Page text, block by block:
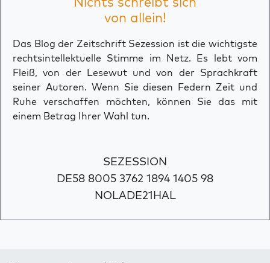
von allein!
Das Blog der Zeitschrift Sezession ist die wichtigste
rechtsintellektuelle Stimme im Netz. Es lebt vom
Fleiß, von der Lesewut und von der Sprachkraft
seiner Autoren. Wenn Sie diesen Federn Zeit und
Ruhe verschaffen möchten, können Sie das mit
einem Betrag Ihrer Wahl tun.
SEZESSION
DE58 8005 3762 1894 1405 98
NOLADE21HAL